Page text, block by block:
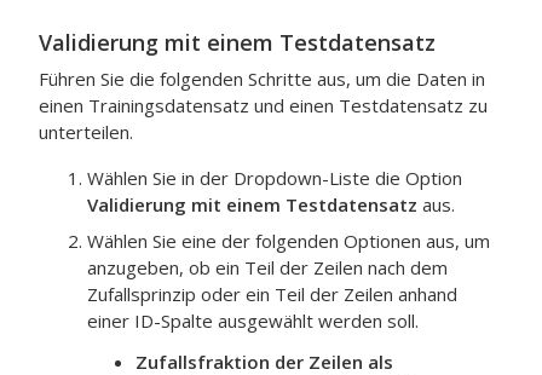
Validierung mit einem Testdatensatz
Führen Sie die folgenden Schritte aus, um die Daten in
einen Trainingsdatensatz und einen Testdatensatz zu
unterteilen.
Wählen Sie in der Dropdown-Liste die Option
Validierung mit einem Testdatensatz aus.
Wählen Sie eine der folgenden Optionen aus, um
anzugeben, ob ein Teil der Zeilen nach dem
Zufallsprinzip oder ein Teil der Zeilen anhand
einer ID-Spalte ausgewählt werden soll.
Zufallsfraktion der Zeilen als